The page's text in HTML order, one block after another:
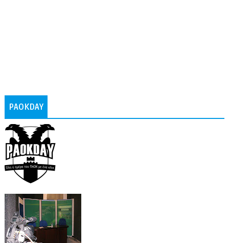
PAOKDAY